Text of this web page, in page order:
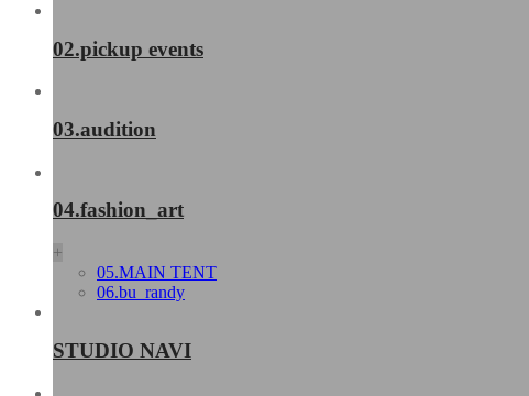
02.pickup events
03.audition
04.fashion_art
+
05.MAIN TENT
06.bu_randy
STUDIO NAVI